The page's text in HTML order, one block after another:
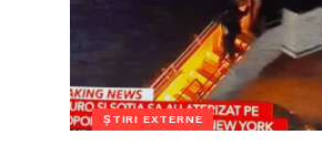
ȘTIRI EXTERNE